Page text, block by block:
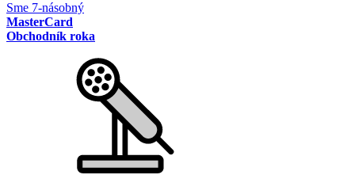
Sme 7-násobný
MasterCard
Obchodník roka